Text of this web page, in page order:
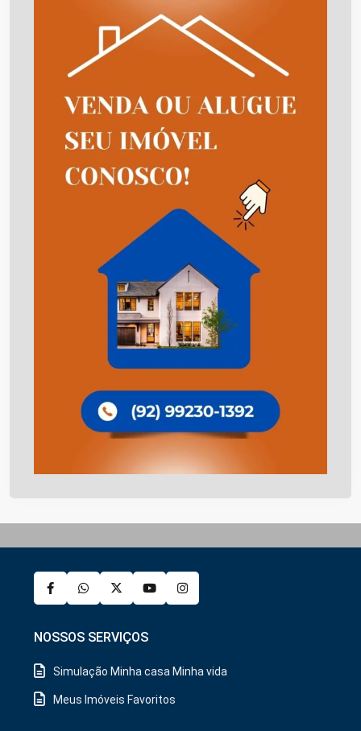
NOSSOS SERVIÇOS
Simulação Minha casa Minha vida
Meus Imóveis Favoritos